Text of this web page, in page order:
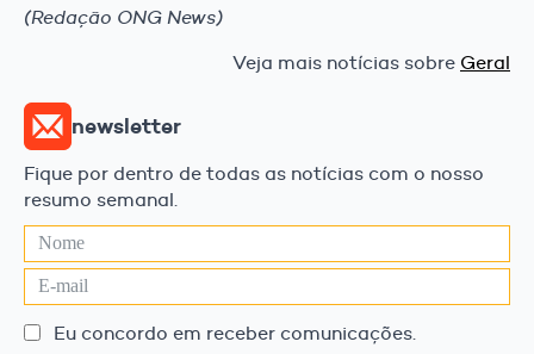
(Redação ONG News)
Veja mais notícias sobre Geral
newsletter
Fique por dentro de todas as notícias com o nosso
resumo semanal.
Eu concordo em receber comunicações.